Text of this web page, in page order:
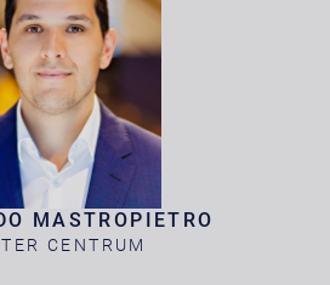
MASTROPIETRO
CENTRUM